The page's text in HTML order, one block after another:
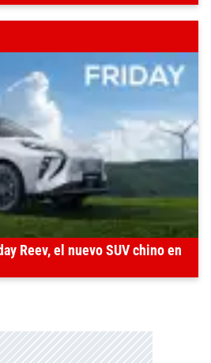
Reev, el nuevo SUV chino en